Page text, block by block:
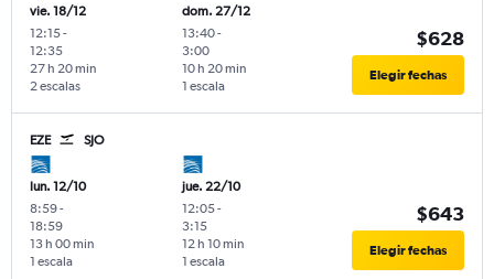
vie. 18/12
12:15-
12:35
2 escalas
27 h 20 min
dom. 27/12
13:40-
3:00
1 escala
10 h 20 min
$628
Elegir fechas
EZE SJO
lun. 12/10
8:59-
18:59
1 escala
13 h 00 min
jue. 22/10
12:05-
3:15
1 escala
12 h 10 min
$643
Elegir fechas